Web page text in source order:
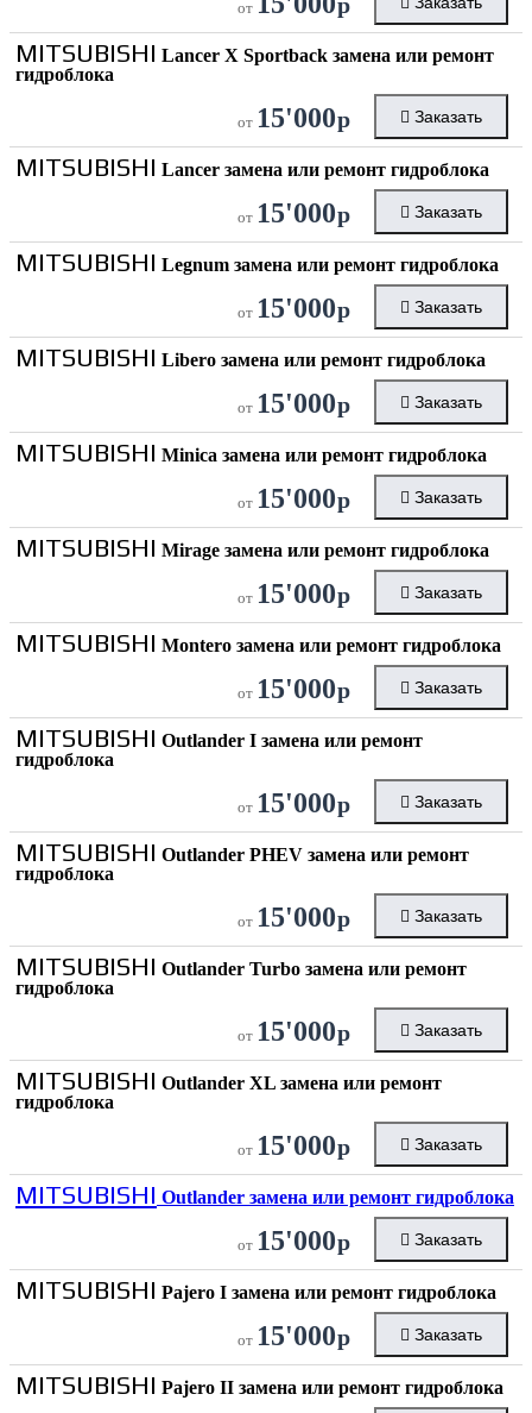
от
MITSUBISHI Lancer X Sportback замена или ремонт
гидроблока
от 15'000р Заказать
MITSUBISHI Lancer замена или ремонт гидроблока
от 15'000р Заказать
MITSUBISHI Legnum замена или ремонт гидроблока
от 15'000р Заказать
MITSUBISHI Libero замена или ремонт гидроблока
от 15'000р Заказать
MITSUBISHI Minica замена или ремонт гидроблока
от 15'000р Заказать
MITSUBISHI Mirage замена или ремонт гидроблока
от 15'000р Заказать
MITSUBISHI Montero замена или ремонт гидроблока
от 15'000р Заказать
MITSUBISHI Outlander I замена или ремонт
гидроблока
от 15'000р Заказать
MITSUBISHI Outlander PHEV замена или ремонт
гидроблока
от 15'000р Заказать
MITSUBISHI Outlander Turbo замена или ремонт
гидроблока
от 15'000р Заказать
MITSUBISHI Outlander XL замена или ремонт
гидроблока
от 15'000р Заказать
MITSUBISHI Outlander замена или ремонт гидроблока
от 15'000р Заказать
MITSUBISHI Pajero I замена или ремонт гидроблока
от 15'000р Заказать
MITSUBISHI Pajero II замена или ремонт гидроблока